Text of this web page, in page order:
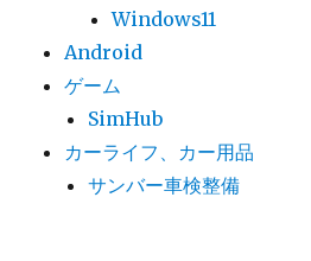
Windows11
Android
ゲーム
SimHub
カーライフ、カー用品
サンバー車検整備